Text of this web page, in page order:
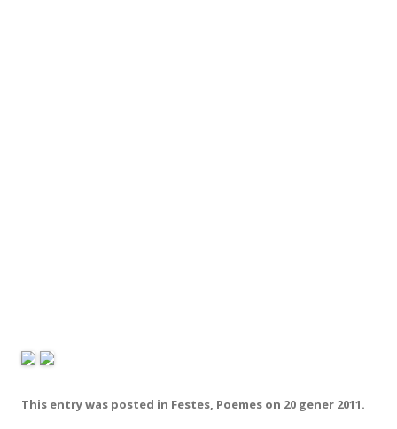
This entry was posted in Festes, Poemes on 20 gener 2011.